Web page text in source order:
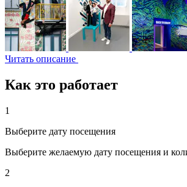
Читать описание
Как это работает
1
Выберите дату посещения
Выберите желаемую дату посещения и
2